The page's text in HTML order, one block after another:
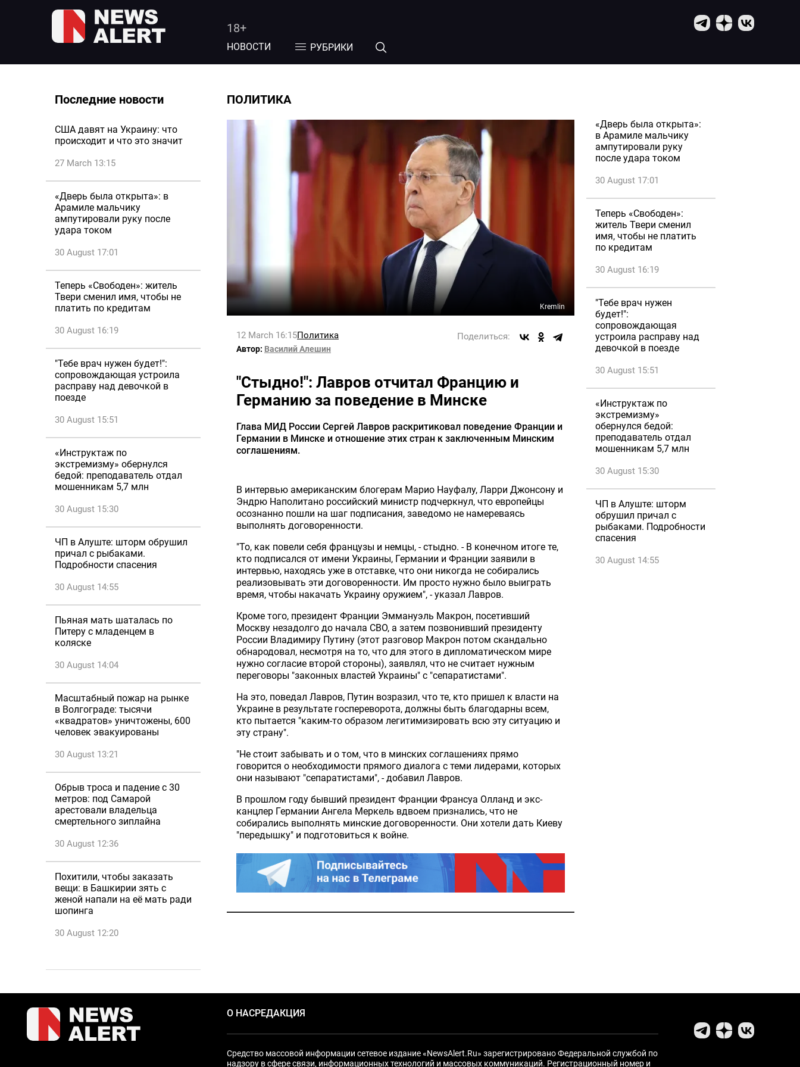
18+
НОВОСТИ РУБРИКИ
Последние новости
США давят на Украину: что
происходит и что это значит
27 March 13:15
«Дверь была открыта»: в
Арамиле мальчику
ампутировали руку после
удара током
30 August 17:01
Теперь «Свободен»: житель
Твери сменил имя, чтобы не
платить по кредитам
30 August 16:19
"Тебе врач нужен будет!":
сопровождающая устроила
расправу над девочкой в
поезде
30 August 15:51
«Инструктаж по
экстремизму» обернулся
бедой: преподаватель отдал
мошенникам 5,7 млн
30 August 15:30
ЧП в Алуште: шторм обрушил
причал с рыбаками.
Подробности спасения
30 August 14:55
Пьяная мать шаталась по
Питеру с младенцем в
коляске
30 August 14:04
Масштабный пожар на рынке
в Волгограде: тысячи
«квадратов» уничтожены, 600
человек эвакуированы
30 August 13:21
Обрыв троса и падение с 30
метров: под Самарой
арестовали владельца
смертельного зиплайна
30 August 12:36
Похитили, чтобы заказать
вещи: в Башкирии зять с
женой напали на её мать ради
шопинга
30 August 12:20
ПОЛИТИКА
Kremlin
12 March 16:15Политика Поделиться:
Автор: Василий Алешин
"Стыдно!": Лавров отчитал Францию и
Германию за поведение в Минске
Глава МИД России Сергей Лавров раскритиковал поведение Франции и
Германии в Минске и отношение этих стран к заключенным Минским
соглашениям.
В интервью американским блогерам Марио Науфалу, Ларри Джонсону и
Эндрю Наполитано российский министр подчеркнул, что европейцы
осознанно пошли на шаг подписания, заведомо не намереваясь
выполнять договоренности.
"То, как повели себя французы и немцы, - стыдно. - В конечном итоге те,
кто подписался от имени Украины, Германии и Франции заявили в
интервью, находясь уже в отставке, что они никогда не собирались
реализовывать эти договоренности. Им просто нужно было выиграть
время, чтобы накачать Украину оружием", - указал Лавров.
Кроме того, президент Франции Эммануэль Макрон, посетивший
Москву незадолго до начала СВО, а затем позвонивший президенту
России Владимиру Путину (этот разговор Макрон потом скандально
обнародовал, несмотря на то, что для этого в дипломатическом мире
нужно согласие второй стороны), заявлял, что не считает нужным
переговоры "законных властей Украины" с "сепаратистами".
На это, поведал Лавров, Путин возразил, что те, кто пришел к власти на
Украине в результате госпереворота, должны быть благодарны всем,
кто пытается "каким-то образом легитимизировать всю эту ситуацию и
эту страну".
"Не стоит забывать и о том, что в минских соглашениях прямо
говорится о необходимости прямого диалога с теми лидерами, которых
они называют "сепаратистами", - добавил Лавров.
В прошлом году бывший президент Франции Франсуа Олланд и экс-
канцлер Германии Ангела Меркель вдвоем признались, что не
собирались выполнять минские договоренности. Они хотели дать Киеву
"передышку" и подготовиться к войне.
«Дверь была открыта»:
в Арамиле мальчику
ампутировали руку
после удара током
30 August 17:01
Теперь «Свободен»:
житель Твери сменил
имя, чтобы не платить
по кредитам
30 August 16:19
"Тебе врач нужен
будет!":
сопровождающая
устроила расправу над
девочкой в поезде
30 August 15:51
«Инструктаж по
экстремизму»
обернулся бедой:
преподаватель отдал
мошенникам 5,7 млн
30 August 15:30
ЧП в Алуште: шторм
обрушил причал с
рыбаками. Подробности
спасения
30 August 14:55
О НАСРЕДАКЦИЯ
Средство массовой информации сетевое издание «NewsAlert.Ru» зарегистрировано Федеральной службой по
надзору в сфере связи, информационных технологий и массовых коммуникаций. Регистрационный номер и